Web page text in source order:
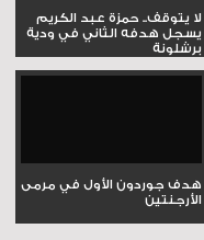
لا يتوقف.. حمزة عبد الكريم
يسجل هدفه الثاني في ودية
برشلونة
هدف جوردون الأول في مرمى
الأرجنتين